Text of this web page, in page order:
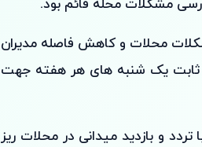
مشکلات محله قائم بود.
محلات و کاهش فاصله مدیران
ثابت یک شنبه های هر هفته جهت
و بازدید میدانی در محلات ریز